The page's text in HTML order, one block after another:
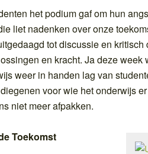
het podium gaf om hun
liet nadenken over onze
tot discussie en kritisch
en kracht. Ja deze week
weer in handen lag van
voor wie het onderwijs
niet meer afpakken.
Toekomst